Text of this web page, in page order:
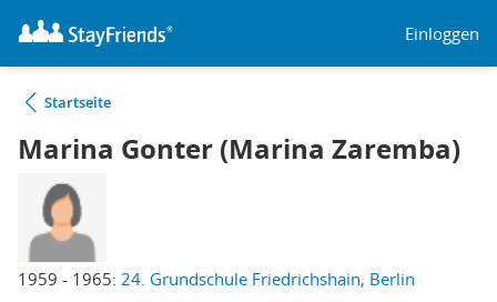
Einloggen
Startseite
Marina Gonter (Marina Zaremba)
1959 - 1965: 24. Grundschule Friedrichshain, Berlin